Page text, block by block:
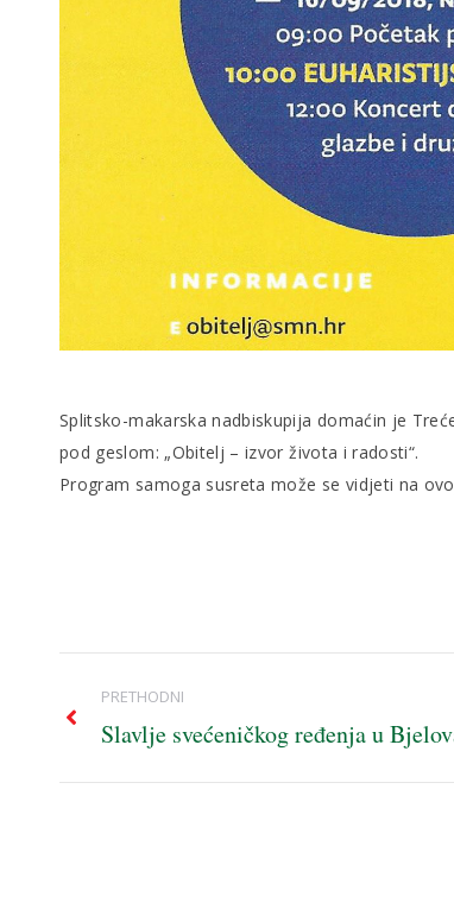
Splitsko-makarska nadbiskupija domaćin je
pod geslom: „Obitelj – izvor života i radosti“.
Program samoga susreta može se vidjeti na
Post
navigation
PRETHODNI
Previous
Slavlje svećeničkog ređenja u